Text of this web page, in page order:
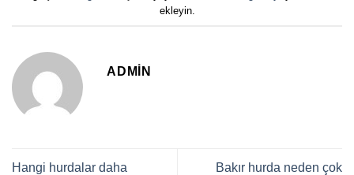
ekleyin.
ADMIN
Hangi hurdalar daha
Bakır hurda neden çok